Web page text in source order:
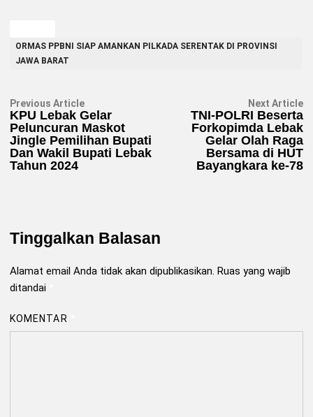
ORMAS PPBNI SIAP AMANKAN PILKADA SERENTAK DI PROVINSI
JAWA BARAT
Navigasi
pos
Previous ArticlePrevious
article:
KPU Lebak Gelar
Peluncuran Maskot
Jingle Pemilihan Bupati
Dan Wakil Bupati Lebak
Tahun 2024
Next Article
TNI-POLRI Beserta
Forkopimda Lebak
Gelar Olah Raga
Bersama di HUT
Bayangkara ke-78
Tinggalkan Balasan
Alamat email Anda tidak akan dipublikasikan. Ruas yang wajib
ditandai
KOMENTAR